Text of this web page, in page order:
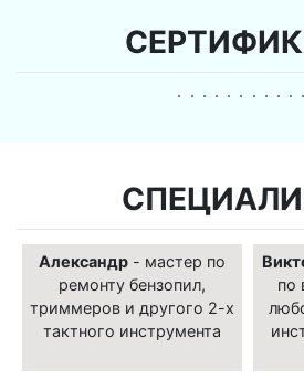
Александр - мастер по
ремонту бензопил,
триммеров и другого 2-х
тактного инструмента
по